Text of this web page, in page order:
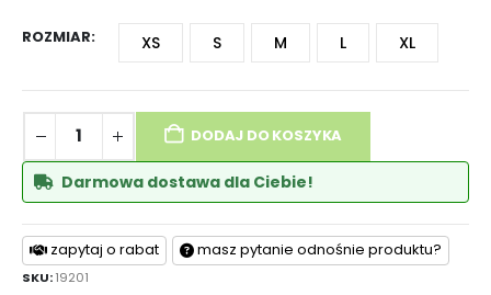
ROZMIAR XS S M L XL
DODAJ DO KOSZYKA
Darmowa dostawa dla Ciebie!
zapytaj o rabat masz pytanie odnośnie produktu?
SKU:19201